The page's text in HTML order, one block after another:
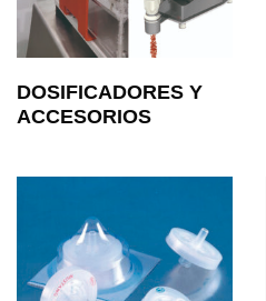
DOSIFICADORES Y
ACCESORIOS